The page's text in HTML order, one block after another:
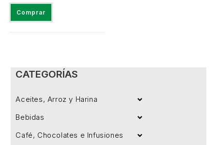
Comprar
CATEGORÍAS
Aceites, Arroz y Harina
Bebidas
Café, Chocolates e Infusiones